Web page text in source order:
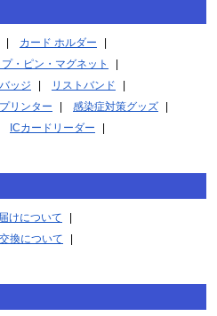
カード ホルダー
・ピン・マグネット
ッジ
リストバンド
リンター
感染症対策グッズ
ICカードリーダー
けについて
換について